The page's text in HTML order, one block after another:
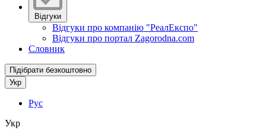
Відгуки
Відгуки про компанію "РеалЕкспо"
Відгуки про портал Zagorodna.com
Словник
Підібрати безкоштовно
Укр
Рус
Укр